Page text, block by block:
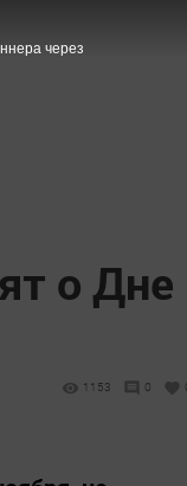
о Дне
1153 0
через